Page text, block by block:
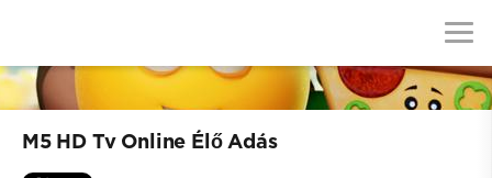
M5 HD Tv Online Élő Adás